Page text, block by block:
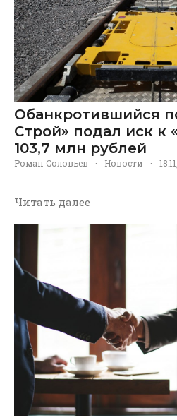
Обанкротившийся
Строй» подал иск к
103,7 млн рублей
Роман Соловьев · Новости ·
Читать далее